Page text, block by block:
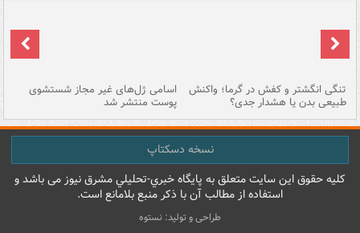
تنگی انگشتر و کفش در گرما؛ واکنش
طبیعی بدن یا هشدار جدی؟
اسامی ژل‌های غیر مجاز شستشوی
پوست منتشر شد
نسخه دسکتاپ
کليه حقوق اين سايت متعلق به پایگاه خبري-تحليلي مشرق نيوز می باشد و
استفاده از مطالب آن با ذکر منبع بلامانع است.
طراحی و تولید: نستوه